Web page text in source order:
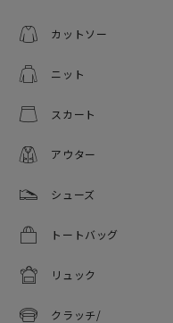
カットソー
ニット
スカート
アウター
シューズ
トートバッグ
リュック
クラッチ/